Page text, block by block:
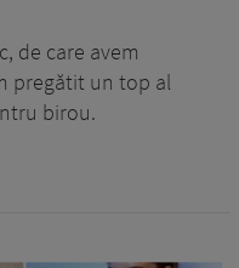
de care avem
pregătit un top al
birou.